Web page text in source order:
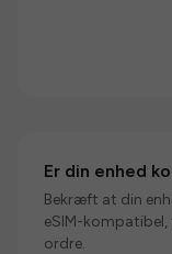
Er din enhed
Bekræft at din
eSIM-
ordre.